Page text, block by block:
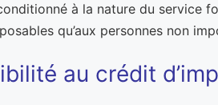
à la nature du service
qu’aux personnes non
au crédit